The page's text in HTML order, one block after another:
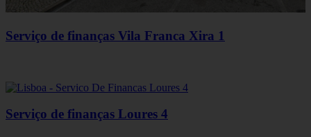
Serviço de finanças Vila Franca Xira 1
Serviço de finanças Loures 4